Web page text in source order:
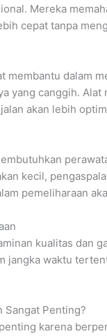
Mereka
cepat tanpa
membantu dalam
yang canggih.
akan lebih
kecil,
pemeliharaan
kualitas dan
jangka waktu
Sangat Penting?
karena